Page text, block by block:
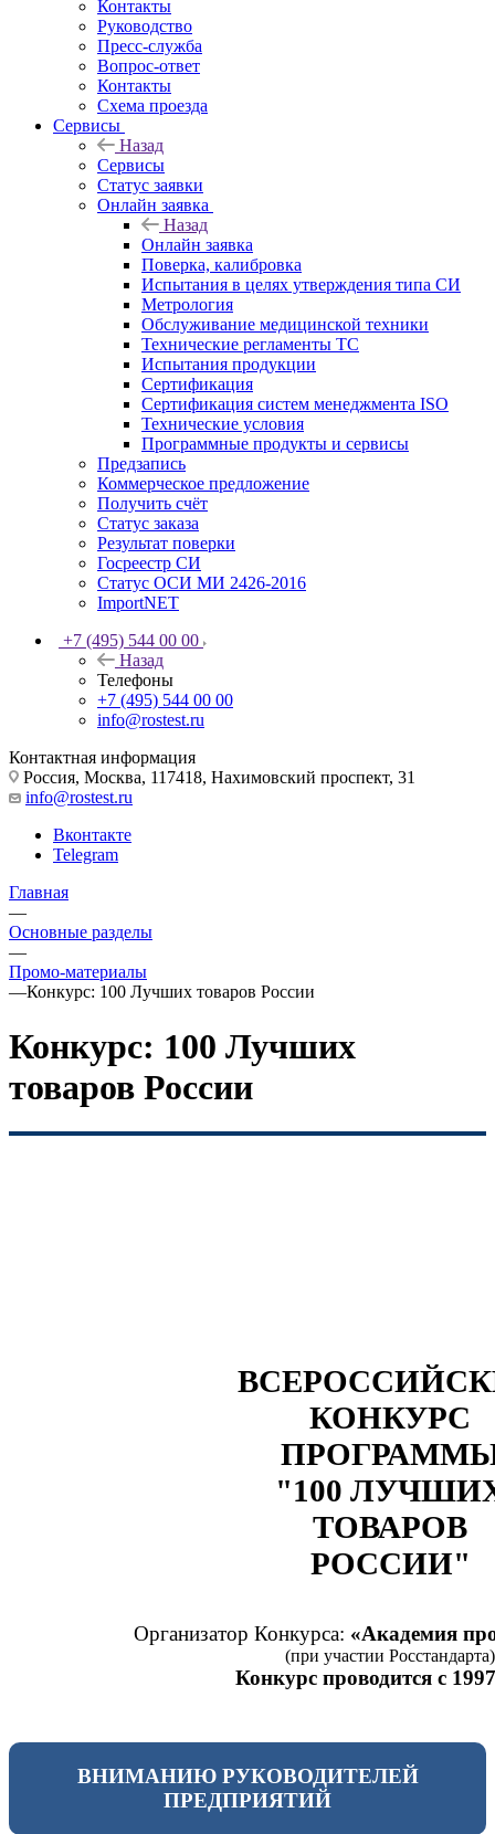
Контакты
Руководство
Пресс-служба
Вопрос-ответ
Контакты
Схема проезда
Сервисы
Назад
Сервисы
Статус заявки
Онлайн заявка
Назад
Онлайн заявка
Поверка, калибровка
Испытания в целях утверждения типа СИ
Метрология
Обслуживание медицинской техники
Технические регламенты ТС
Испытания продукции
Сертификация
Сертификация систем менеджмента ISO
Технические условия
Программные продукты и сервисы
Предзапись
Коммерческое предложение
Получить счёт
Статус заказа
Результат поверки
Госреестр СИ
Статус ОСИ МИ 2426-2016
ImportNET
+7 (495) 544 00 00
Назад
Телефоны
+7 (495) 544 00 00
info@rostest.ru
Контактная информация
Россия, Москва, 117418, Нахимовский проспект, 31
info@rostest.ru
Вконтакте
Telegram
Главная
—
Основные разделы
—
Промо-материалы
—Конкурс: 100 Лучших товаров России
Конкурс: 100 Лучших
товаров России
КОНКУРС
"100
ТОВАРОВ
РОССИИ"
Организатор Конкурса: «Академия
(при участии Росстандарта)
Конкурс проводится с
ВНИМАНИЮ РУКОВОДИТЕЛЕЙ
ПРЕДПРИЯТИЙ